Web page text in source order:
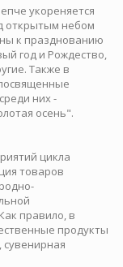
укореняется
открытым небом
к празднованию
год и Рождество,
Также в
них -
осень".
цикла
товаров
правило, в
продукты